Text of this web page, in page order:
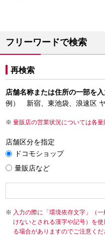
フリーワードで検索
再検索
店舗名称または住所の一部を
例） 新宿、東池袋、浪速区
量販店の営業状況については各量
店舗区分を指定
ドコモショップ
量販店など
入力の際に「環境依存文字」（
けないとされる漢字や記号）を
る場合がありますのでご注意くだ